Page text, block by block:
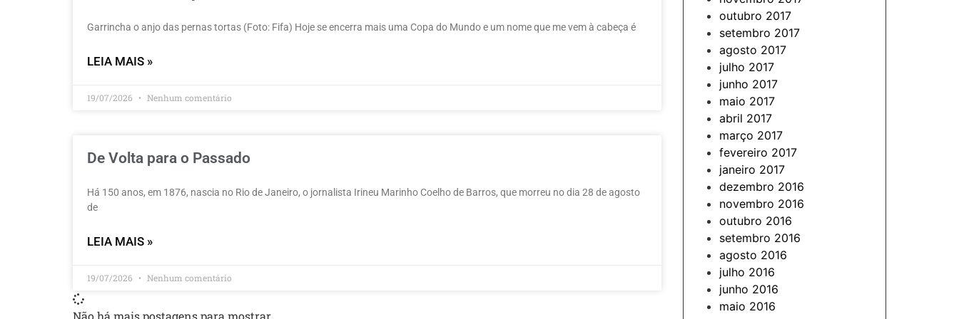
Garrincha o anjo das pernas tortas (Foto: Fifa) Hoje se encerra mais uma Copa do Mundo e um nome que me vem à cabeça é
LEIA MAIS »
19/07/2026 Nenhum comentário
De Volta para o Passado
Há 150 anos, em 1876, nascia no Rio de Janeiro, o jornalista Irineu Marinho Coelho de Barros, que morreu no dia 28 de agosto
de
LEIA MAIS »
19/07/2026 Nenhum comentário
outubro 2017
setembro 2017
agosto 2017
julho 2017
junho 2017
maio 2017
abril 2017
março 2017
fevereiro 2017
janeiro 2017
dezembro 2016
novembro 2016
outubro 2016
setembro 2016
agosto 2016
julho 2016
junho 2016
maio 2016